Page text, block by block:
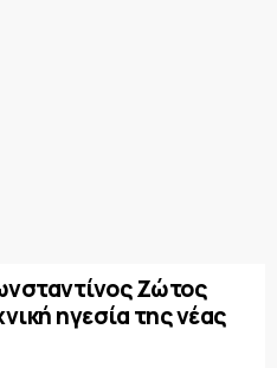
Ζώτος
ηγεσία της νέας